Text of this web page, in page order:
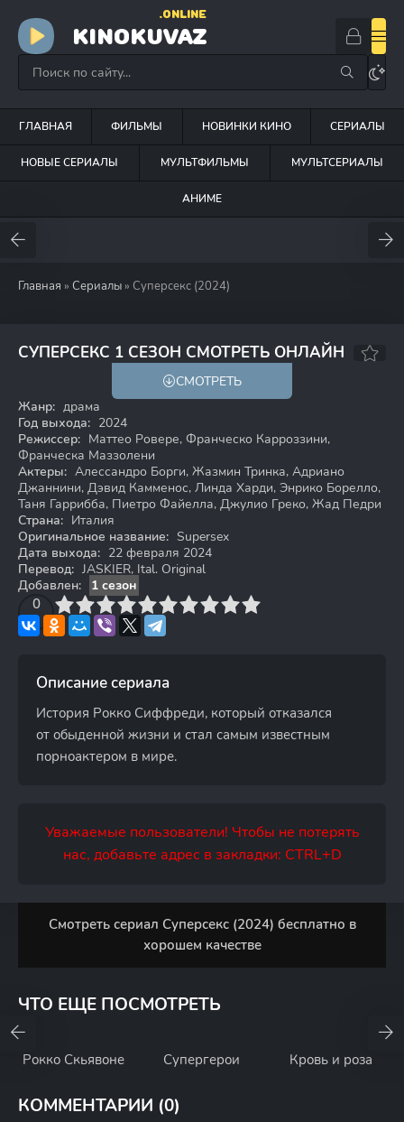
KINOKUVAZ
.ONLINE
ГЛАВНАЯ ФИЛЬМЫ НОВИНКИ КИНО СЕРИАЛЫ
НОВЫЕ СЕРИАЛЫ МУЛЬТФИЛЬМЫ МУЛЬТСЕРИАЛЫ
АНИМЕ
Главная » Сериалы » Суперсекс (2024)
СУПЕРСЕКС 1 СЕЗОН СМОТРЕТЬ ОНЛАЙН
6.3 6.2
СМОТРЕТЬ
Жанр: драма
Год выхода: 2024
Режиссер: Маттео Ровере, Франческо Карроззини,
Франческа Маззолени
Актеры: Алессандро Борги, Жазмин Тринка, Адриано
Джаннини, Дэвид Камменос, Линда Харди, Энрико Борелло,
Таня Гаррибба, Пиетро Файелла, Джулио Греко, Жад Педри
Страна: Италия
Оригинальное название: Supersex
Дата выхода: 22 февраля 2024
Перевод: JASKIER, Ital. Original
Добавлен:
1 сезон
0
4 6 7 8 9 10
Описание сериала
История Рокко Сиффреди, который отказался
от обыденной жизни и стал самым известным
порноактером в мире.
Уважаемые пользователи! Чтобы не потерять
нас, добавьте адрес в закладки: CTRL+D
Смотреть сериал Суперсекс (2024) бесплатно в
хорошем качестве
ЧТО ЕЩЕ ПОСМОТРЕТЬ
Рокко Скьявоне Супергерои Кровь и роза
КОММЕНТАРИИ (0)